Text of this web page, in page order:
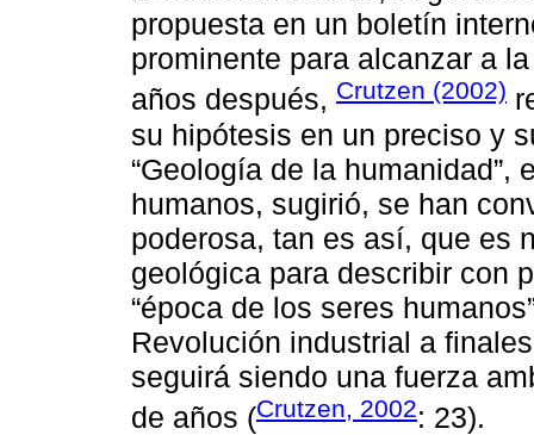
propuesta en un boletín
prominente para alcanzar a
años después, Crutzen (2002)
su hipótesis en un preciso y
“Geología de la humanidad”,
humanos, sugirió, se han
poderosa, tan es así, que es
geológica para describir con
“época de los seres
Revolución industrial a
seguirá siendo una fuerza
de años (Crutzen, 2002: 23).